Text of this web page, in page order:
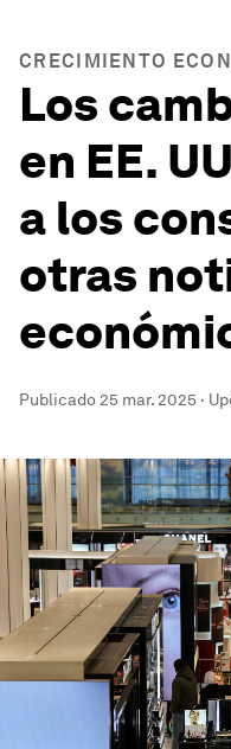
CRECIMIENTO
Los
en EE.
a los
otras
Publicado25 mar. 2025 ·